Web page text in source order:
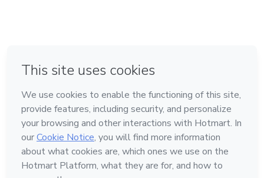
Feito com ❤ na Cidade do México
Conheça a Hotmart
Idioma